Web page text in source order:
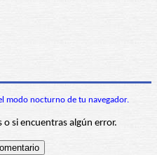
modo nocturno de tu navegador.
o si encuentras algún error.